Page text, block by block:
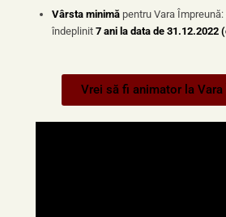
Vârsta minimăpentru Vara
îndeplinit 7ani la data de 31.12.2022
Vrei să fi animator la Vara